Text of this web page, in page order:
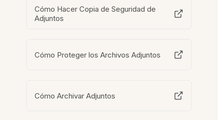
Cómo Hacer Copia de Seguridad de
Adjuntos
Cómo Proteger los Archivos Adjuntos
Cómo Archivar Adjuntos